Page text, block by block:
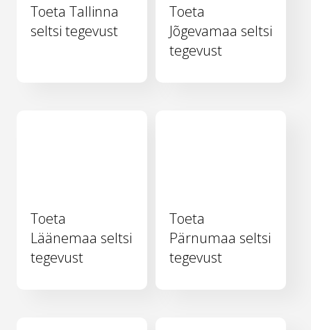
Toeta Tallinna
seltsi tegevust
Toeta
Jõgevamaa seltsi
tegevust
Toeta
Läänemaa seltsi
tegevust
Toeta
Pärnumaa seltsi
tegevust